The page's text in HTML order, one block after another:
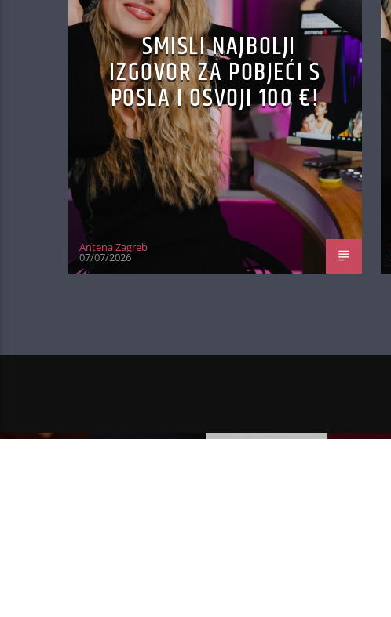
SMISLI NAJBOLJI
IZGOVOR ZA POBJEĆI S
POSLA I OSVOJI 100 €!
Antena Zagreb
07/07/2026